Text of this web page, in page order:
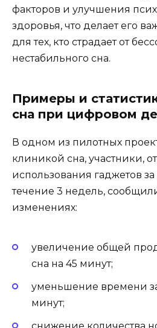
факторов и улучшения
здоровья, что делает его
для тех, кто страдает от
нестабильного сна.
Примеры и
сна при цифровом
В одном из пилотных
клиникой сна, участники,
использования гаджетов
течение 3 недель,
изменениях:
увеличение общей
сна на 45 минут;
уменьшение времени
минут;